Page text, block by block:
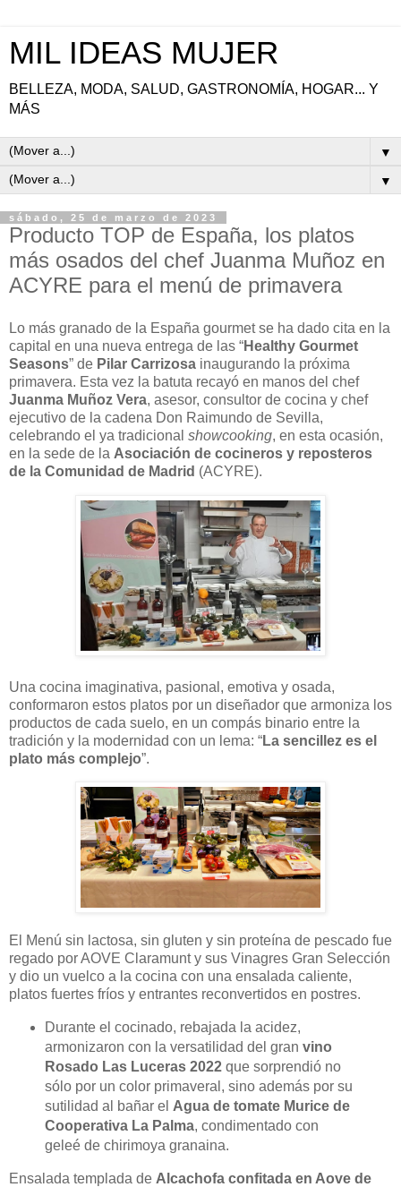
MIL IDEAS MUJER
BELLEZA, MODA, SALUD, GASTRONOMÍA, HOGAR... Y
MÁS
▼
▼
sábado, 25 de marzo de 2023
Producto TOP de España, los platos
más osados del chef Juanma Muñoz en
ACYRE para el menú de primavera
Lo más granado de la España gourmet se ha dado cita en la
capital en una nueva entrega de las “Healthy Gourmet
Seasons” de Pilar Carrizosa inaugurando la próxima
primavera. Esta vez la batuta recayó en manos del chef
Juanma Muñoz Vera, asesor, consultor de cocina y chef
ejecutivo de la cadena Don Raimundo de Sevilla,
celebrando el ya tradicional showcooking, en esta ocasión,
en la sede de la Asociación de cocineros y reposteros
de la Comunidad de Madrid (ACYRE).
Una cocina imaginativa, pasional, emotiva y osada,
conformaron estos platos por un diseñador que armoniza los
productos de cada suelo, en un compás binario entre la
tradición y la modernidad con un lema: “La sencillez es el
plato más complejo”.
El Menú sin lactosa, sin gluten y sin proteína de pescado fue
regado por AOVE Claramunt y sus Vinagres Gran Selección
y dio un vuelco a la cocina con una ensalada caliente,
platos fuertes fríos y entrantes reconvertidos en postres.
Durante el cocinado, rebajada la acidez,
armonizaron con la versatilidad del gran vino
Rosado Las Luceras 2022que sorprendió no
sólo por un color primaveral, sino además por su
sutilidad al bañar el Agua de tomate Murice de
Cooperativa La Palma, condimentado con
geleé de chirimoya granaina.
Ensalada templada de Alcachofa confitada en Aove de